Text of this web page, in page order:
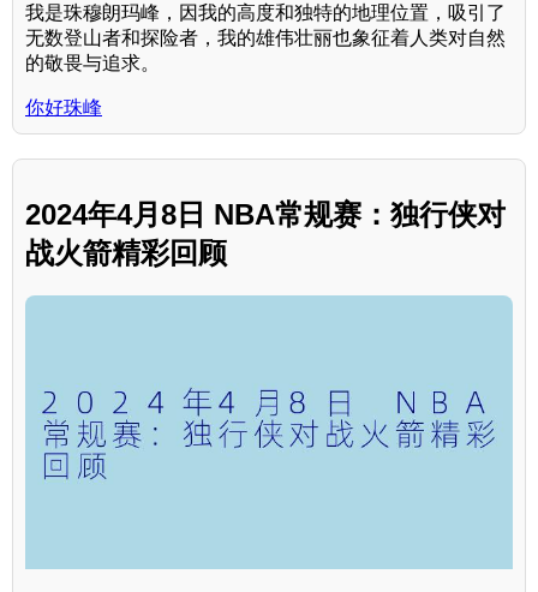
我是珠穆朗玛峰，因我的高度和独特的地理位置，吸引了
无数登山者和探险者，我的雄伟壮丽也象征着人类对自然
的敬畏与追求。
你好珠峰
2024年4月8日 NBA常规赛：独行侠对
战火箭精彩回顾